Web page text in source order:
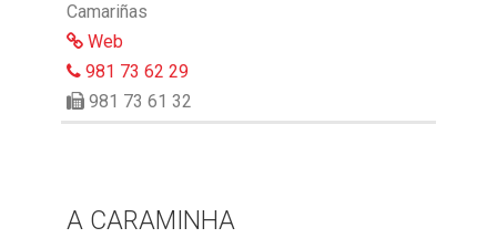
Camariñas
Web
981 73 62 29
981 73 61 32
A CARAMINHA